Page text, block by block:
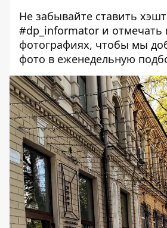
Не забывайте ставить
#dp_informator и отмечать
фотографиях, чтобы мы
фото в еженедельную